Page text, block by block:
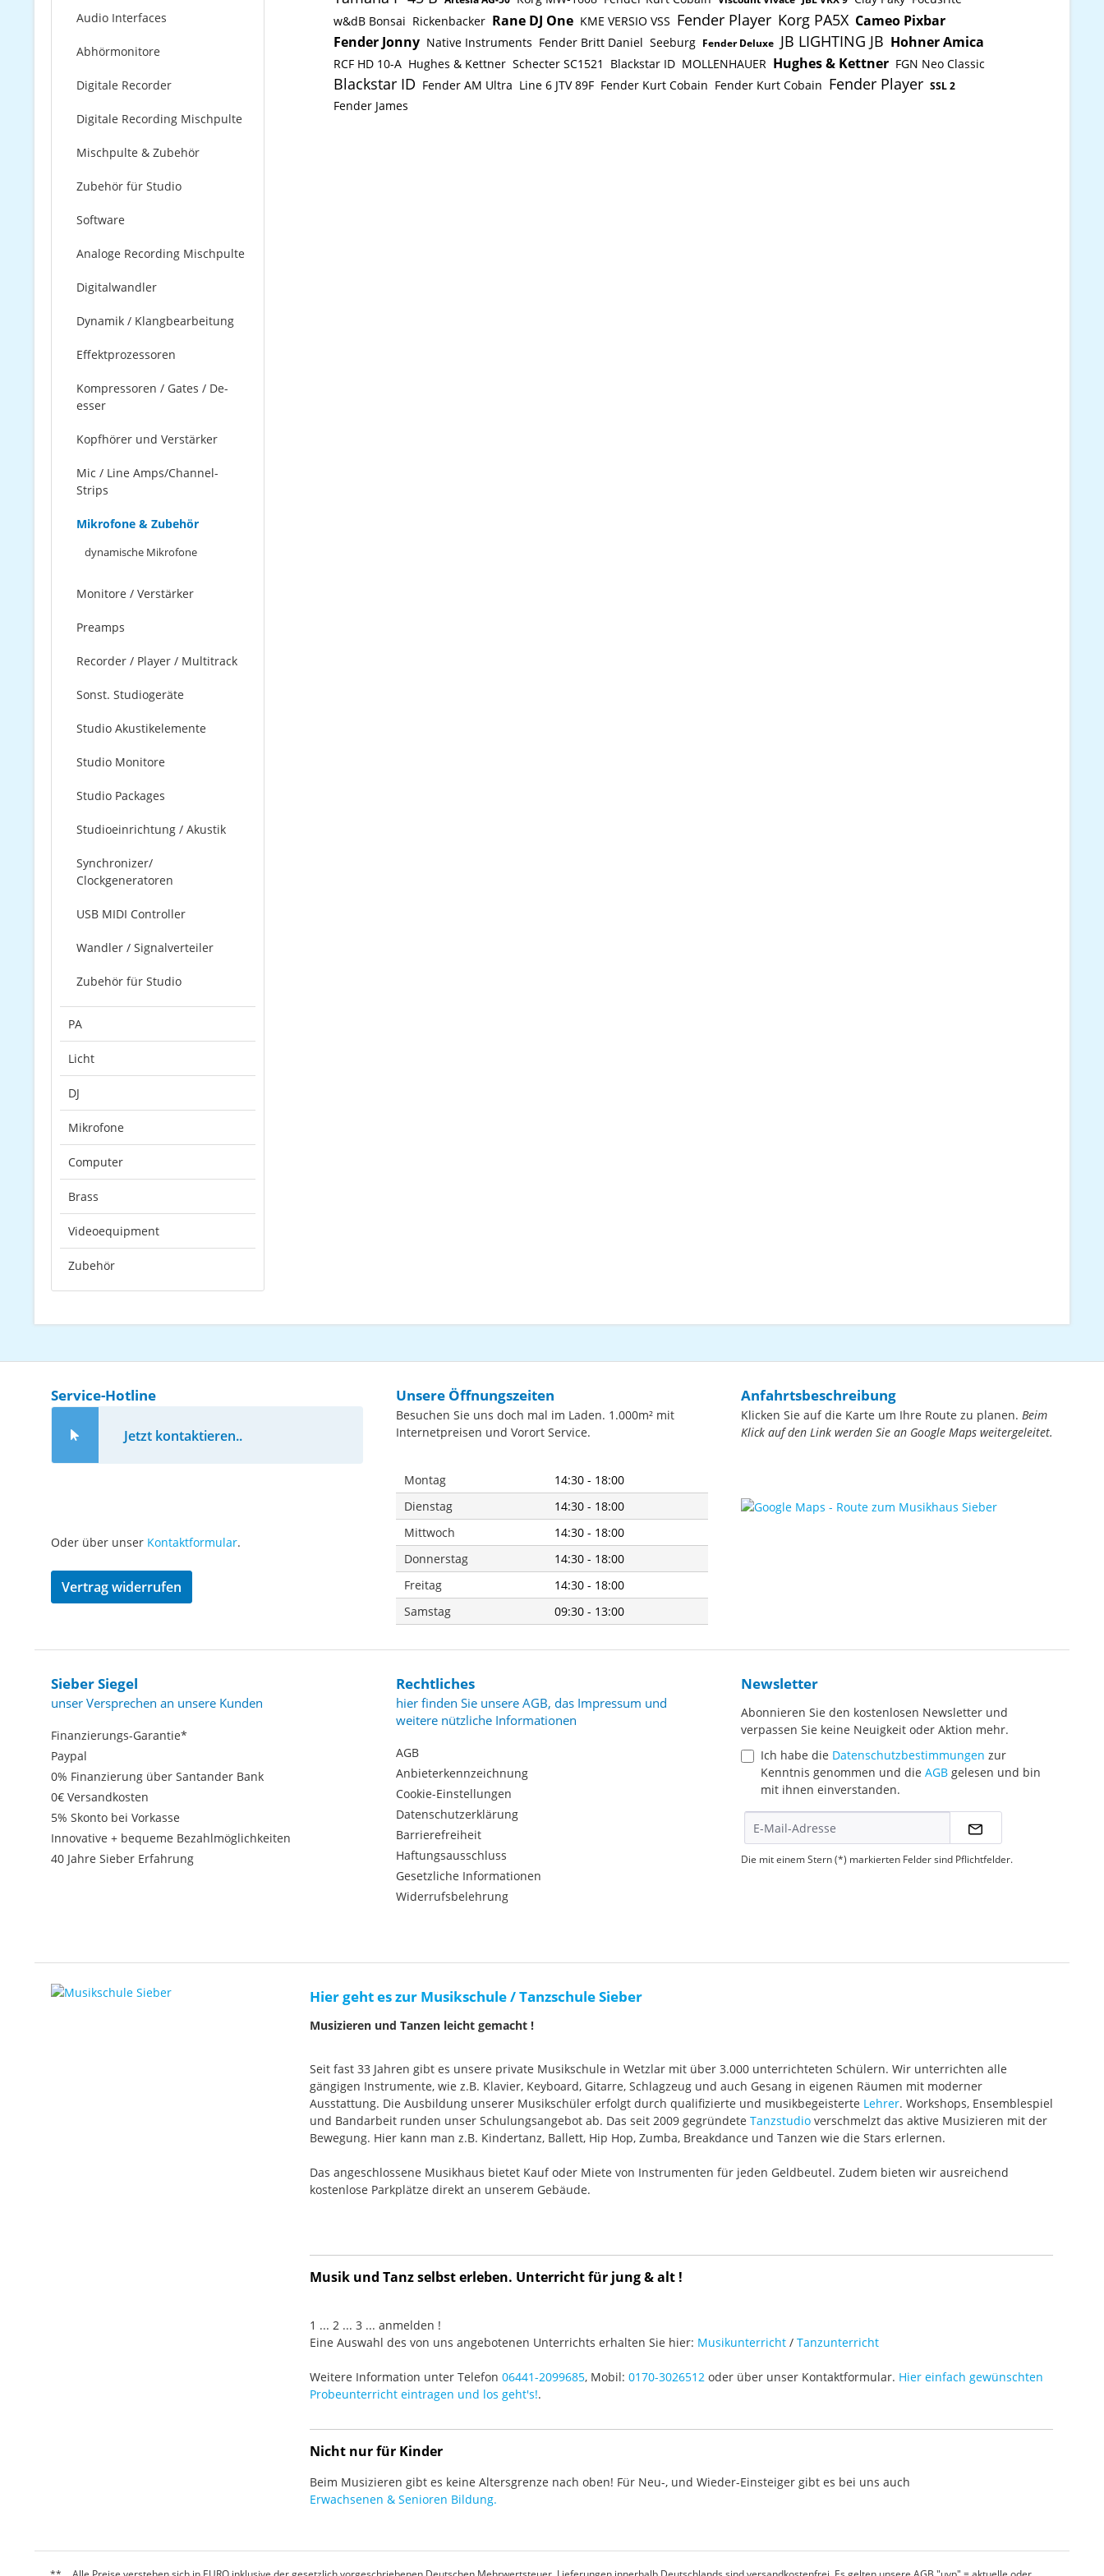
Audio Interfaces
Abhörmonitore
Digitale Recorder
Digitale Recording Mischpulte
Mischpulte & Zubehör
Zubehör für Studio
Software
Analoge Recording Mischpulte
Digitalwandler
Dynamik / Klangbearbeitung
Effektprozessoren
Kompressoren / Gates / De-
esser
Kopfhörer und Verstärker
Mic / Line Amps/Channel-
Strips
Mikrofone & Zubehör
dynamische Mikrofone
Monitore / Verstärker
Preamps
Recorder / Player / Multitrack
Sonst. Studiogeräte
Studio Akustikelemente
Studio Monitore
Studio Packages
Studioeinrichtung / Akustik
Synchronizer/
Clockgeneratoren
USB MIDI Controller
Wandler / Signalverteiler
Zubehör für Studio
PA
Licht
DJ
Mikrofone
Computer
Brass
Videoequipment
Zubehör
w&dB Bonsai Rickenbacker Rane DJ One KME VERSIO VSS Fender Player Korg PA5X Cameo Pixbar
Fender Jonny Native Instruments Fender Britt Daniel Seeburg Fender Deluxe JB LIGHTING JB Hohner Amica
RCF HD 10-A Hughes & Kettner Schecter SC1521 Blackstar ID MOLLENHAUER Hughes & Kettner FGN Neo Classic
Blackstar ID Fender AM Ultra Line 6 JTV 89F Fender Kurt Cobain Fender Kurt Cobain Fender Player SSL 2
Fender James
Service-Hotline
Jetzt kontaktieren..
Oder über unser Kontaktformular.
Vertrag widerrufen
Unsere Öffnungszeiten
Besuchen Sie uns doch mal im Laden. 1.000m² mit
Internetpreisen und Vorort Service.
Montag
14:30 - 18:00
Dienstag
14:30 - 18:00
Mittwoch
14:30 - 18:00
Donnerstag
14:30 - 18:00
Freitag
14:30 - 18:00
Samstag
09:30 - 13:00
Anfahrtsbeschreibung
Klicken Sie auf die Karte um Ihre Route zu planen. Beim
Klick auf den Link werden Sie an Google Maps weitergeleitet.
Sieber Siegel
unser Versprechen an unsere Kunden
Finanzierungs-Garantie*
Paypal
0% Finanzierung über Santander Bank
0€ Versandkosten
5% Skonto bei Vorkasse
Innovative + bequeme Bezahlmöglichkeiten
40 Jahre Sieber Erfahrung
Rechtliches
hier finden Sie unsere AGB, das Impressum und
weitere nützliche Informationen
AGB
Anbieterkennzeichnung
Cookie-Einstellungen
Datenschutzerklärung
Barrierefreiheit
Haftungsausschluss
Gesetzliche Informationen
Widerrufsbelehrung
Newsletter
Abonnieren Sie den kostenlosen Newsletter und
verpassen Sie keine Neuigkeit oder Aktion mehr.
Ich habe die Datenschutzbestimmungen zur
Kenntnis genommen und die AGB gelesen und bin
mit ihnen einverstanden.
Die mit einem Stern (*) markierten Felder sind Pflichtfelder.
Hier geht es zur Musikschule / Tanzschule Sieber
Musizieren und Tanzen leicht gemacht !
Seit fast 33 Jahren gibt es unsere private Musikschule in Wetzlar mit über 3.000 unterrichteten Schülern. Wir unterrichten alle
gängigen Instrumente, wie z.B. Klavier, Keyboard, Gitarre, Schlagzeug und auch Gesang in eigenen Räumen mit moderner
Ausstattung. Die Ausbildung unserer Musikschüler erfolgt durch qualifizierte und musikbegeisterte Lehrer. Workshops, Ensemblespiel
und Bandarbeit runden unser Schulungsangebot ab. Das seit 2009 gegründete Tanzstudio verschmelzt das aktive Musizieren mit der
Bewegung. Hier kann man z.B. Kindertanz, Ballett, Hip Hop, Zumba, Breakdance und Tanzen wie die Stars erlernen.
Das angeschlossene Musikhaus bietet Kauf oder Miete von Instrumenten für jeden Geldbeutel. Zudem bieten wir ausreichend
kostenlose Parkplätze direkt an unserem Gebäude.
Musik und Tanz selbst erleben. Unterricht für jung & alt !
1 ... 2 ... 3 ... anmelden !
Eine Auswahl des von uns angebotenen Unterrichts erhalten Sie hier: Musikunterricht / Tanzunterricht
Weitere Information unter Telefon 06441-2099685, Mobil: 0170-3026512 oder über unser Kontaktformular. Hier einfach gewünschten
Probeunterricht eintragen und los geht's!.
Nicht nur für Kinder
Beim Musizieren gibt es keine Altersgrenze nach oben! Für Neu-, und Wieder-Einsteiger gibt es bei uns auch
Erwachsenen & Senioren Bildung.